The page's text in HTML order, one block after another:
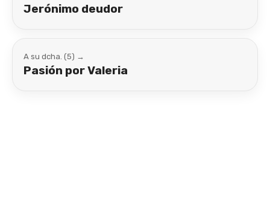
Jerónimo deudor
A su dcha. (5) →
Pasión por Valeria